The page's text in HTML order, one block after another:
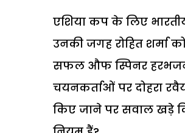
एशिया कप के लिए
उनकी जगह रोहित शर्मा
सफल औफ स्पिनर हरभजन
चयनकर्ताओं पर दोहरा
किए जाने पर सवाल खड़े